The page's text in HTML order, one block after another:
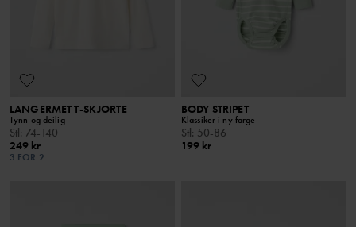
LANGERMET T-SKJORTE
Tynn og deilig
Stl: 74-140
249 kr
3 FOR 2
BODY STRIPET
Klassiker i ny farge
Stl: 50-86
199 kr